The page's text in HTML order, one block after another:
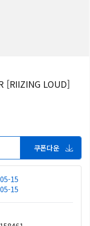
[RIIZING LOUD]
쿠폰다운
15
15